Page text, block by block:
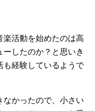
活動を始めたのは高
したのか？と思いき
も経験しているようで
なかったので、小さい